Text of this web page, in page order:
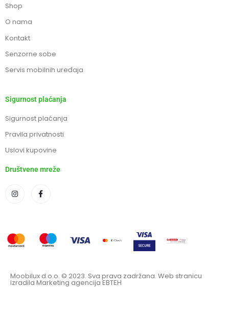
Shop
O nama
Kontakt
Senzorne sobe
Servis mobilnih uređaja
Sigurnost plaćanja
Sigurnost plaćanja
Pravila privatnosti
Uslovi kupovine
Društvene mreže
Moobilux d.o.o. © 2023. Sva prava zadržana. Web stranicu
izradila Marketing agencija EBTEH